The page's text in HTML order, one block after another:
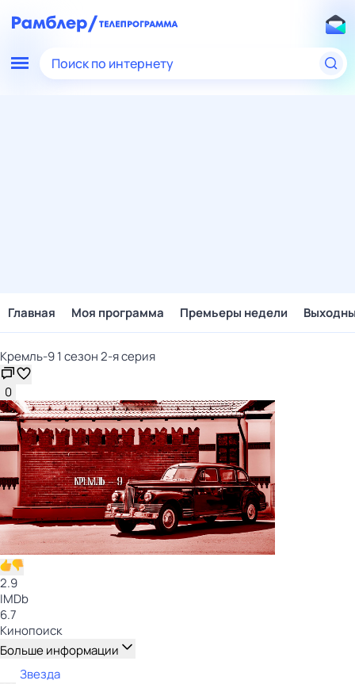
Поиск по интернету
Главная Моя программа Премьеры недели
Кремль-9 1 сезон 2-я серия
0
2.9
IMDb
6.7
Кинопоиск
Больше информации
Звезда